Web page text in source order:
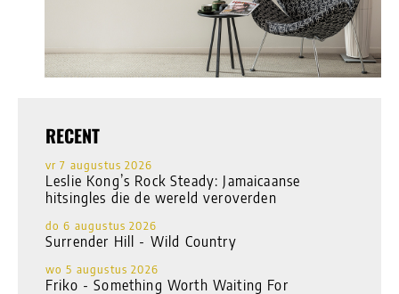
RECENT
vr 7 augustus 2026
Leslie Kong’s Rock Steady: Jamaicaanse
hitsingles die de wereld veroverden
do 6 augustus 2026
Surrender Hill - Wild Country
wo 5 augustus 2026
Friko - Something Worth Waiting For